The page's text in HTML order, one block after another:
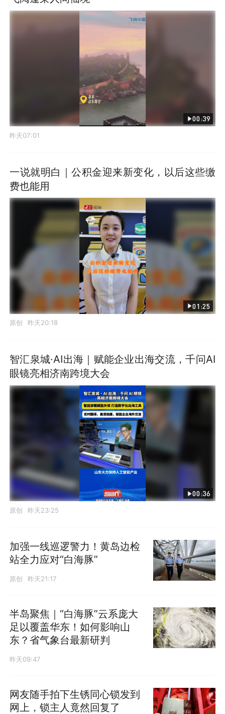
00:39
昨天07:01
一说就明白｜公积金迎来新变化，以后这些缴
费也能用
01:25
原创 昨天20:18
智汇泉城·AI出海｜赋能企业出海交流，千问AI
眼镜亮相济南跨境大会
00:36
原创 昨天23:25
加强一线巡逻警力！黄岛边检
站全力应对“白海豚”
原创 昨天21:17
半岛聚焦｜“白海豚”云系庞大
足以覆盖华东！如何影响山
东？省气象台最新研判
昨天09:47
网友随手拍下生锈同心锁发到
网上，锁主人竟然回复了